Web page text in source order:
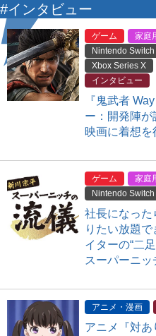
#インタビュー
ゲーム 家庭
Nintendo Switch
Xbox Series X
インタビュー
『鬼武者
ー：開発陣
映画に着想を
ゲーム 家庭
Nintendo Switch
社長になった
りたい放題
イターの“二
スーパーニッ
アニメ・漫画
アニメ『対